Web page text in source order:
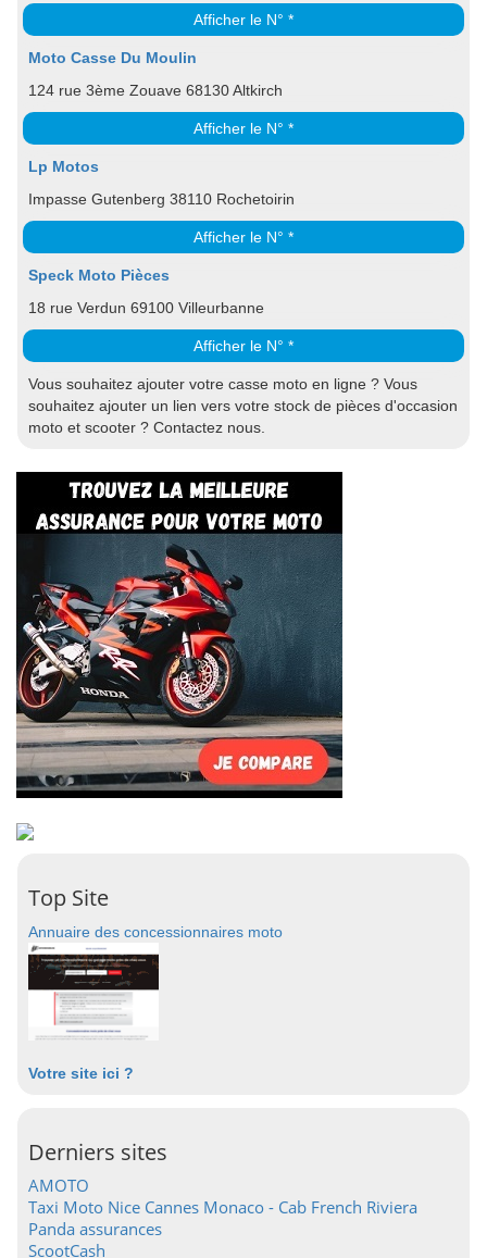
Afficher le N° *
Moto Casse Du Moulin
124 rue 3ème Zouave 68130 Altkirch
Afficher le N° *
Lp Motos
Impasse Gutenberg 38110 Rochetoirin
Afficher le N° *
Speck Moto Pièces
18 rue Verdun 69100 Villeurbanne
Afficher le N° *
Vous souhaitez ajouter votre casse moto en ligne ? Vous
souhaitez ajouter un lien vers votre stock de pièces d'occasion
moto et scooter ? Contactez nous.
Top Site
Annuaire des concessionnaires moto
Votre site ici ?
Derniers sites
AMOTO
Taxi Moto Nice Cannes Monaco - Cab French Riviera
Panda assurances
ScootCash